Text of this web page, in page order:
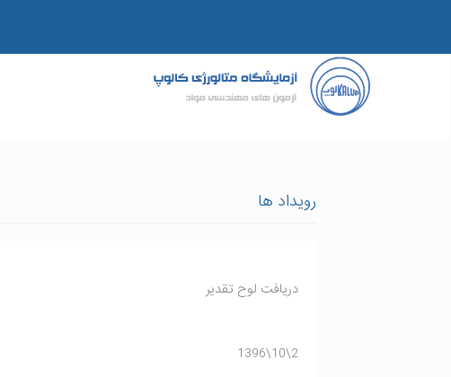
رویداد ها
دريافت لوح تقدير
2\10\1396